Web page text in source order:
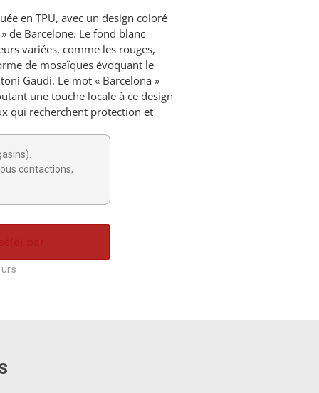
en TPU, avec un design coloré
de Barcelone. Le fond blanc
variées, comme les rouges,
de mosaïques évoquant le
Gaudí. Le mot « Barcelona »
une touche locale à ce design
qui recherchent protection et
contactions,
par